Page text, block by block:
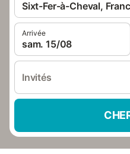
Sixt-Fer-à-Cheval,
Arrivée
sam. 15/08
Invités